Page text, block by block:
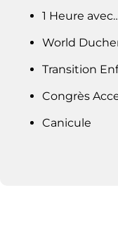
1 Heure
World
Transition
Congrès
Canicule